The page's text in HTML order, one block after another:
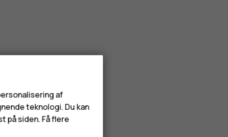
af
teknologi. Du kan
på siden. Få flere